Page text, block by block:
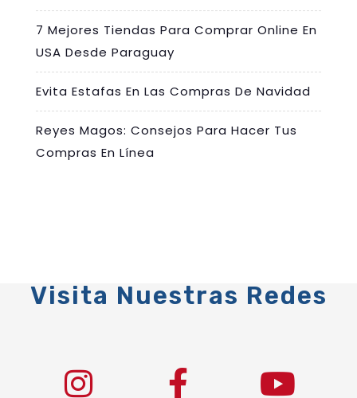
7 Mejores Tiendas Para Comprar Online En
USA Desde Paraguay
Evita Estafas En Las Compras De Navidad
Reyes Magos: Consejos Para Hacer Tus
Compras En Línea
Visita Nuestras Redes